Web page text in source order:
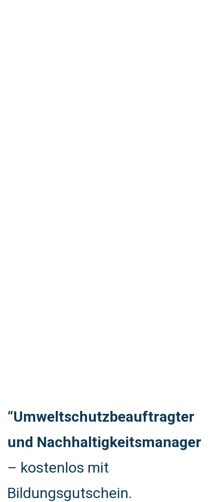
“Umweltschutzbeauftragter
und Nachhaltigkeitsmanager
– kostenlos mit
Bildungsgutschein.